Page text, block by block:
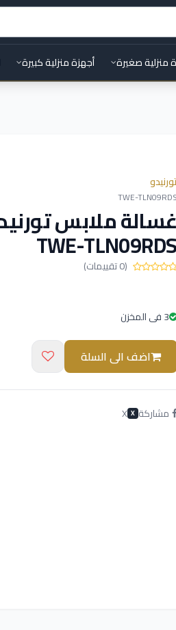
منزلية صغيرة أجهزة منزلية كبيرة
تورنيدو
TWE-TLN09RDS
TWE-TLN09RDS
(0 تقييمات)
3 فى المخزن
اضف الى السلة
مشاركة X
X